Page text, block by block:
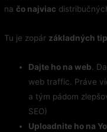
načo najviac
Tu je zopár základných
Dajte ho na web.
web traffic. Práve
a tým pádom
SEO)
Uploadnite ho na